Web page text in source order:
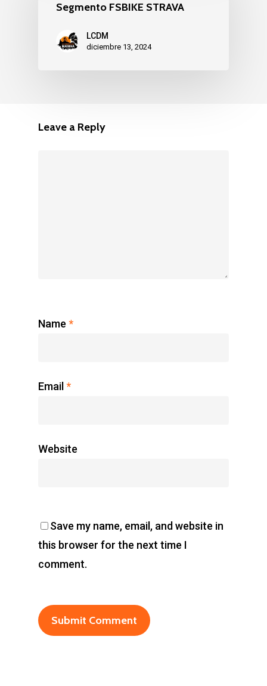
Segmento FSBIKE STRAVA
LCDM
diciembre 13, 2024
Leave a Reply
Name *
Email *
Website
Save my name, email, and website in
this browser for the next time I
comment.